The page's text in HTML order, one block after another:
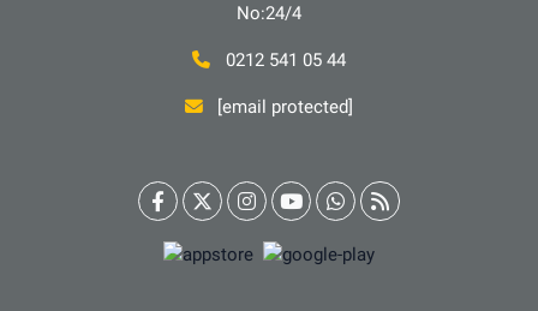
No:24/4
0212 541 05 44
[email protected]